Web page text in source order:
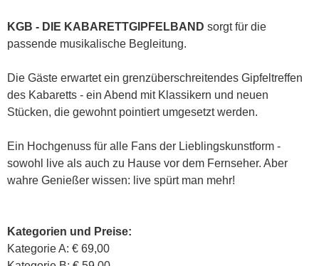
KGB - DIE KABARETTGIPFELBAND sorgt für die
passende musikalische Begleitung.
Die Gäste erwartet ein grenzüberschreitendes Gipfeltreffen
des Kabaretts - ein Abend mit Klassikern und neuen
Stücken, die gewohnt pointiert umgesetzt werden.
Ein Hochgenuss für alle Fans der Lieblingskunstform -
sowohl live als auch zu Hause vor dem Fernseher. Aber
wahre Genießer wissen: live spürt man mehr!
Kategorien und Preise:
Kategorie A: € 69,00